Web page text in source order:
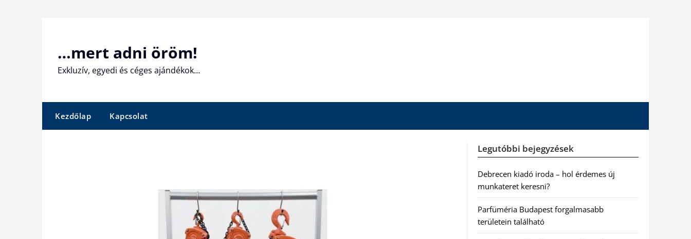
…mert adni öröm!
Exkluzív, egyedi és céges ajándékok…
Kezdőlap Kapcsolat
Legutóbbi bejegyzések
Debrecen kiadó iroda – hol érdemes új
munkateret keresni?
Parfüméria Budapest forgalmasabb
területein található